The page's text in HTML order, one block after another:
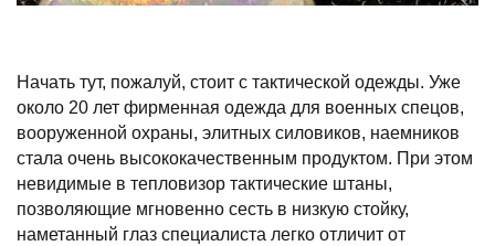
Начать тут, пожалуй, стоит с тактической одежды. Уже
около 20 лет фирменная одежда для военных спецов,
вооруженной охраны, элитных силовиков, наемников
стала очень высококачественным продуктом. При этом
невидимые в тепловизор тактические штаны,
позволяющие мгновенно сесть в низкую стойку,
наметанный глаз специалиста легко отличит от